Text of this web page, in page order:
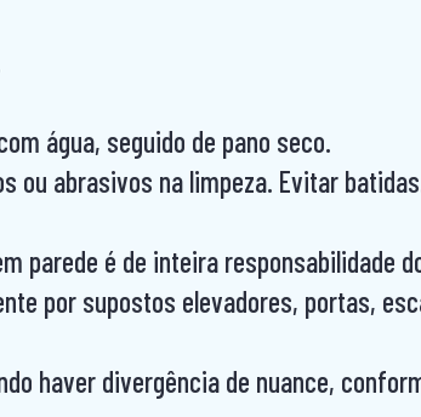
água, seguido de pano seco.
ou abrasivos na limpeza. Evitar
parede é de inteira responsabilidade
por supostos elevadores, portas,
haver divergência de nuance,